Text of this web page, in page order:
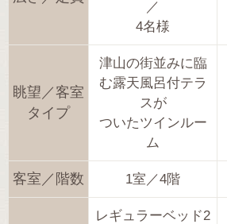
／
4名様
眺望／客室
タイプ
津山の街並みに臨
む露天風呂付テラ
スが
ついたツインルー
ム
客室／階数 1室／4階
レギュラーベッド2